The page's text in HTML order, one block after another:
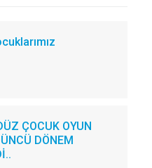
ÇOCUK OYUN
DÖNEM